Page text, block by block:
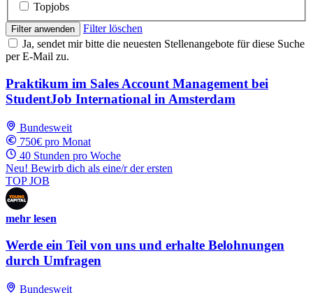
Topjobs
Filter anwenden
Filter löschen
Ja, sendet mir bitte die neuesten Stellenangebote für diese Suche
per E-Mail zu.
Praktikum im Sales Account Management bei
StudentJob International in Amsterdam
Bundesweit
750€ pro Monat
40 Stunden pro Woche
Neu! Bewirb dich als eine/r der ersten
TOP JOB
mehr lesen
Werde ein Teil von uns und erhalte Belohnungen
durch Umfragen
Bundesweit